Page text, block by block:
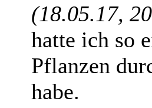
(18.05.17,
hatte ich so
Pflanzen
habe.